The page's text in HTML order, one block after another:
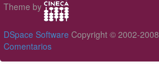
Theme by
DSpace Software Copyright © 2002-2008
Comentarios